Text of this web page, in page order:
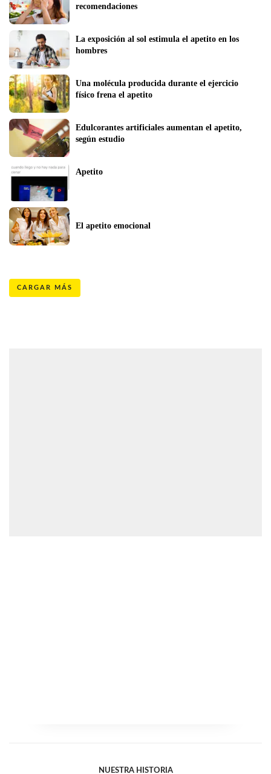
recomendaciones
La exposición al sol estimula el apetito en los
hombres
Una molécula producida durante el ejercicio
físico frena el apetito
Edulcorantes artificiales aumentan el apetito,
según estudio
Apetito
El apetito emocional
CARGAR MÁS
NUESTRA HISTORIA